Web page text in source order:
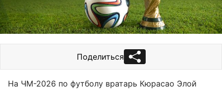
Поделиться
На ЧМ-2026 по футболу вратарь Кюрасао Элой